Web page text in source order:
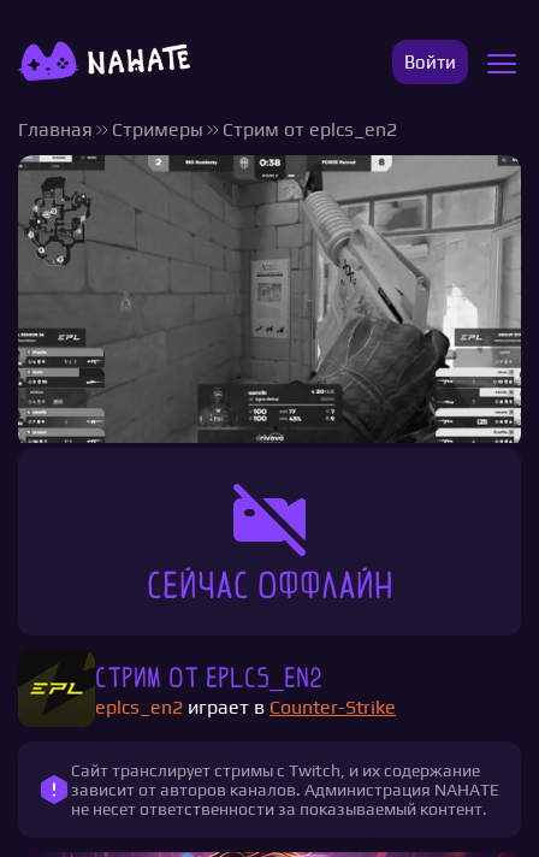
Войти
Главная Стримеры Стрим от eplcs_en2
Стрим от eplcs_en2
eplcs_en2 играет в Counter-Strike
Сайт транслирует стримы с Twitch, и их содержание
зависит от авторов каналов. Администрация NAHATE
не несет ответственности за показываемый контент.
Сейчас оффлайн